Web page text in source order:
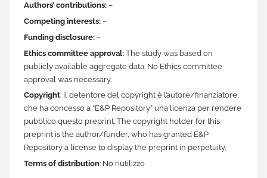
Authors’ contributions: –
Competing interests: –
Funding disclosure: –
Ethics committee approval: The study was based on
publicly available aggregate data. No Ethics committee
approval was necessary.
Copyright: Il detentore del copyright è l’autore/finanziatore,
che ha concesso a “E&P Repository” una licenza per rendere
pubblico questo preprint. The copyright holder for this
preprint is the author/funder, who has granted E&P
Repository a license to display the preprint in perpetuity.
Terms of distribution: No riutilizzo